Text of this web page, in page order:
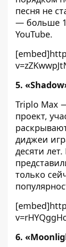
песня не
— больше
YouTube.
5.
Triplo Max
проект,
диджеи
десяти
только
6.